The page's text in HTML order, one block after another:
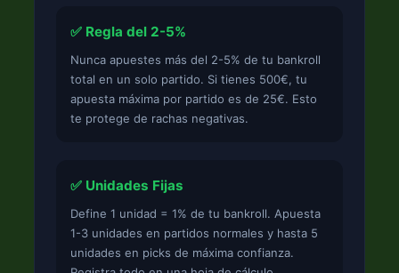
✅ Regla del 2-5%
Nunca apuestes más del 2-5% de tu bankroll
total en un solo partido. Si tienes 500€, tu
apuesta máxima por partido es de 25€. Esto
te protege de rachas negativas.
✅ Unidades Fijas
Define 1 unidad = 1% de tu bankroll. Apuesta
1-3 unidades en partidos normales y hasta 5
unidades en picks de máxima confianza.